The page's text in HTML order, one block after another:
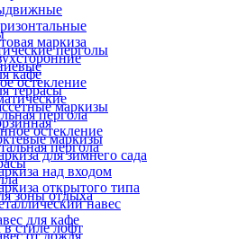
маркиза
кафе
террасы
маркизы
маркизы
для зимнего сада
над входом
открытого типа
навес
для кафе
от дождя
перголы
остекление
пергола
остекление
пергола
зоны отдыха
в стиле лофт